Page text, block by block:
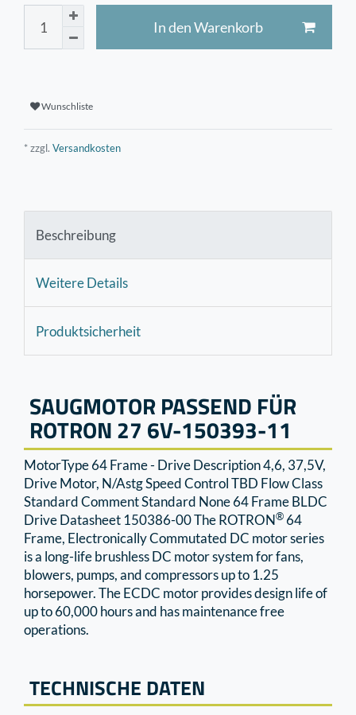
In den Warenkorb
Wunschliste
* zzgl. Versandkosten
Beschreibung
Weitere Details
Produktsicherheit
SAUGMOTOR PASSEND FÜR
ROTRON 27 6V-150393-11
MotorType 64 Frame - Drive Description 4,6, 37,5V,
Drive Motor, N/Astg Speed Control TBD Flow Class
Standard Comment Standard None 64 Frame BLDC
Drive Datasheet 150386-00 The ROTRON® 64
Frame, Electronically Commutated DC motor series
is a long-life brushless DC motor system for fans,
blowers, pumps, and compressors up to 1.25
horsepower. The ECDC motor provides design life of
up to 60,000 hours and has maintenance free
operations.
TECHNISCHE DATEN